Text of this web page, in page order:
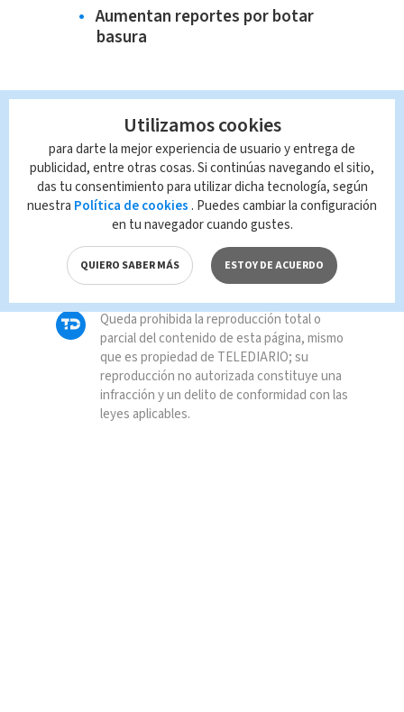
Aumentan reportes por botar
basura
TAGS RELACIONADOS:
OIJ Desamparados
Policía municipal
Queda prohibida la reproducción total o
parcial del contenido de esta página, mismo
que es propiedad de TELEDIARIO; su
reproducción no autorizada constituye una
infracción y un delito de conformidad con las
leyes aplicables.
Utilizamos cookies
para darte la mejor experiencia de usuario y entrega de
publicidad, entre otras cosas. Si continúas navegando el sitio,
das tu consentimiento para utilizar dicha tecnología, según
nuestra Política de cookies . Puedes cambiar la configuración
en tu navegador cuando gustes.
QUIERO SABER MÁS ESTOY DE ACUERDO